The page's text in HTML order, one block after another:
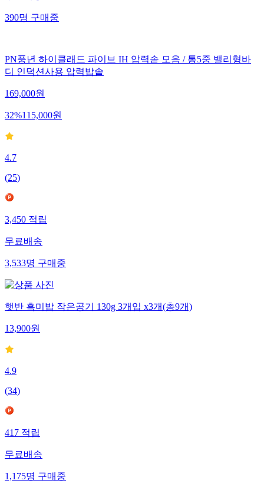
390명구매중
PN풍년 하이클래드 파이브 IH 압력솥 모음 / 통5중 밸리형바
디 인덕션사용 압력밥솥
169,000원
32%115,000원
4.7
(25)
3,450적립
무료배송
3,533명구매중
햇반 흑미밥 작은공기 130g 3개입 x3개(총9개)
13,900원
4.9
(34)
417적립
무료배송
1,175명구매중